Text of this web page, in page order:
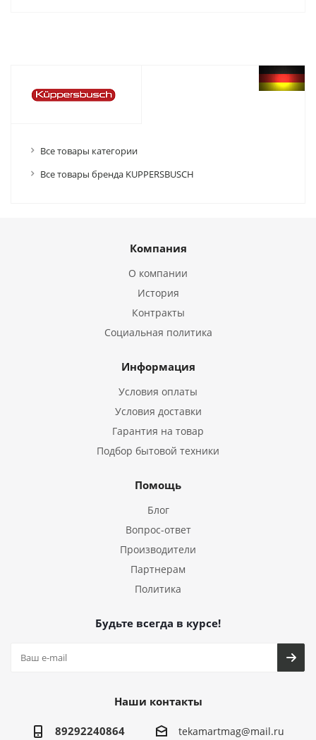
Все товары категории
Все товары бренда KUPPERSBUSCH
Компания
О компании
История
Контракты
Социальная политика
Информация
Условия оплаты
Условия доставки
Гарантия на товар
Подбор бытовой техники
Помощь
Блог
Вопрос-ответ
Производители
Партнерам
Политика
Будьте всегда в курсе!
Наши контакты
89292240864 tekamartmag@mail.ru